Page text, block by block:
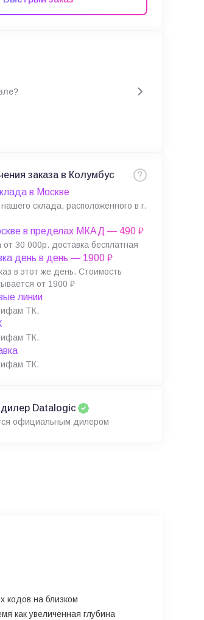
заказа в Колумбус
в Москве
склада, расположенного в г.
в пределах МКАД — 490 ₽
30 000р. доставка бесплатная
день в день — 1900 ₽
в этот же день. Стоимость
от 1900 ₽
линии
ТК.
ТК.
ТК.
Datalogic
официальным дилером
кодов на близком
как увеличенная глубина